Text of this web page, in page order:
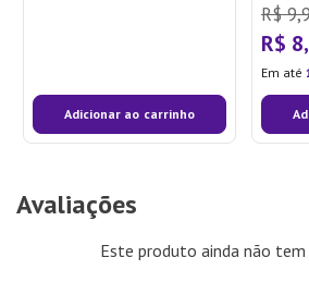
Adicionar ao carrinho
R$ 9,
R$ 8,
Em até
Avaliações
Este produto ainda não